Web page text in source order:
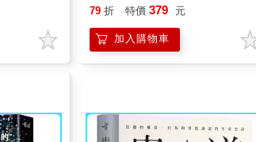
79 折 特價 379 元
加入購物車